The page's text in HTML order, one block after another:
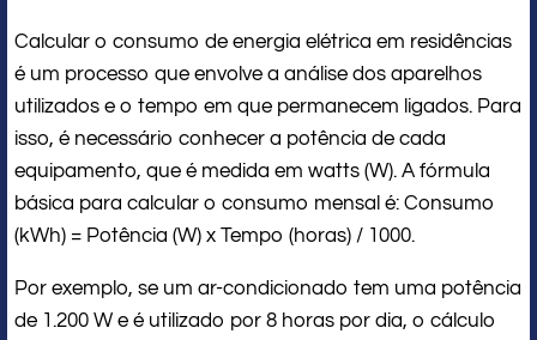
Calcular o consumo de energia elétrica em residências
é um processo que envolve a análise dos aparelhos
utilizados e o tempo em que permanecem ligados. Para
isso, é necessário conhecer a potência de cada
equipamento, que é medida em watts (W). A fórmula
básica para calcular o consumo mensal é: Consumo
(kWh) = Potência (W) x Tempo (horas) / 1000.
Por exemplo, se um ar-condicionado tem uma potência
de 1.200 W e é utilizado por 8 horas por dia, o cálculo